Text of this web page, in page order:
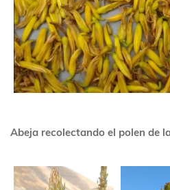
Abeja recolectando el polen de